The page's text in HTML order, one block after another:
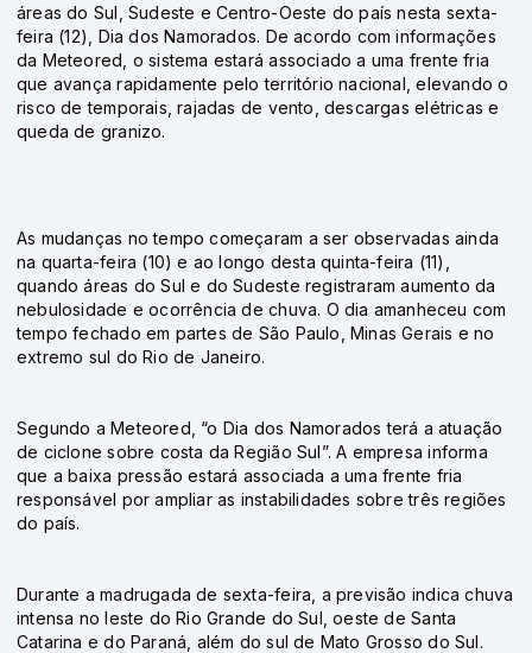
áreas do Sul, Sudeste e Centro-Oeste do país nesta sexta-
feira (12), Dia dos Namorados. De acordo com informações
da Meteored, o sistema estará associado a uma frente fria
que avança rapidamente pelo território nacional, elevando o
risco de temporais, rajadas de vento, descargas elétricas e
queda de granizo.
As mudanças no tempo começaram a ser observadas ainda
na quarta-feira (10) e ao longo desta quinta-feira (11),
quando áreas do Sul e do Sudeste registraram aumento da
nebulosidade e ocorrência de chuva. O dia amanheceu com
tempo fechado em partes de São Paulo, Minas Gerais e no
extremo sul do Rio de Janeiro.
Segundo a Meteored, “o Dia dos Namorados terá a atuação
de ciclone sobre costa da Região Sul”. A empresa informa
que a baixa pressão estará associada a uma frente fria
responsável por ampliar as instabilidades sobre três regiões
do país.
Durante a madrugada de sexta-feira, a previsão indica chuva
intensa no leste do Rio Grande do Sul, oeste de Santa
Catarina e do Paraná, além do sul de Mato Grosso do Sul.